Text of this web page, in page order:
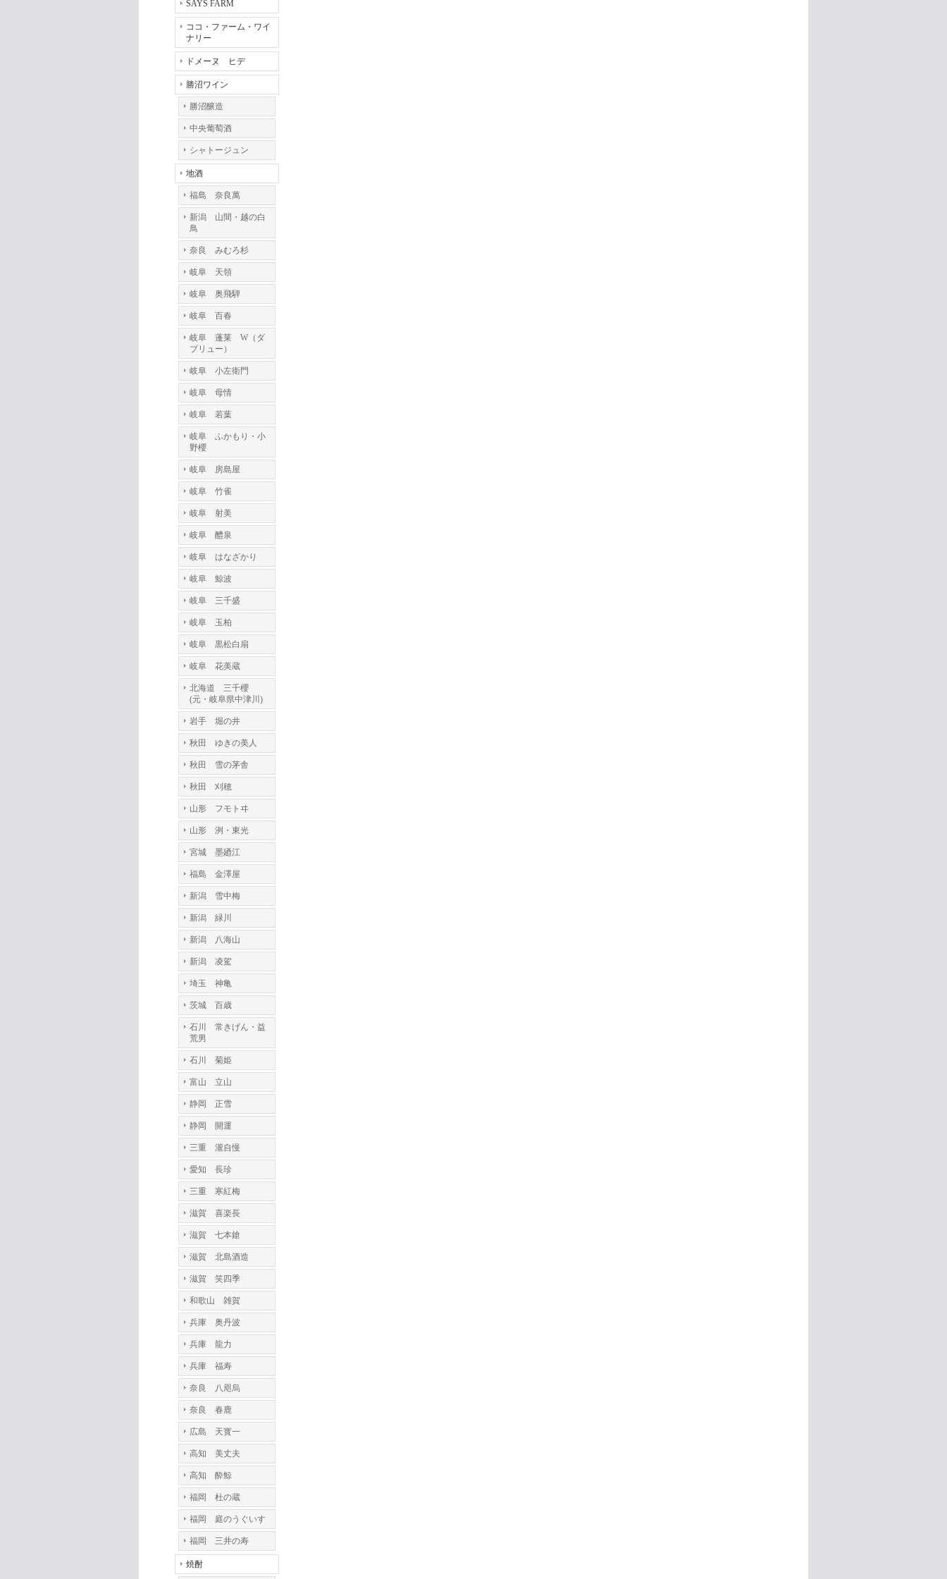
SAYS FARM
ココ・ファーム・ワイ
ナリー
ドメーヌ ヒデ
勝沼ワイン
勝沼醸造
中央葡萄酒
シャトージュン
地酒
福島 奈良萬
新潟 山間・越の白
鳥
奈良 みむろ杉
岐阜 天領
岐阜 奥飛騨
岐阜 百春
岐阜 蓬莱 W（ダ
ブリュー）
岐阜 小左衛門
岐阜 母情
岐阜 若葉
岐阜 ふかもり・小
野櫻
岐阜 房島屋
岐阜 竹雀
岐阜 射美
岐阜 醴泉
岐阜 はなざかり
岐阜 鯨波
岐阜 三千盛
岐阜 玉柏
岐阜 黒松白扇
岐阜 花美蔵
北海道 三千櫻
(元・岐阜県中津川)
岩手 堀の井
秋田 ゆきの美人
秋田 雪の茅舎
秋田 刈穂
山形 フモトヰ
山形 洌・東光
宮城 墨廼江
福島 金澤屋
新潟 雪中梅
新潟 緑川
新潟 八海山
新潟 凌駕
埼玉 神亀
茨城 百歳
石川 常きげん・益
荒男
石川 菊姫
富山 立山
静岡 正雪
静岡 開運
三重 瀧自慢
愛知 長珍
三重 寒紅梅
滋賀 喜楽長
滋賀 七本鎗
滋賀 北島酒造
滋賀 笑四季
和歌山 雑賀
兵庫 奥丹波
兵庫 龍力
兵庫 福寿
奈良 八咫烏
奈良 春鹿
広島 天寳一
高知 美丈夫
高知 酔鯨
福岡 杜の蔵
福岡 庭のうぐいす
福岡 三井の寿
焼酎